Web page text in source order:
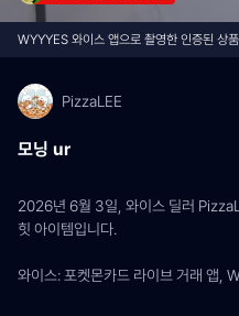
WYYYES 와이스 앱으로 촬영한 인증된 상
PizzaLEE
모닝 ur
2026년 6월 3일, 와이스 딜러
힛 아이템입니다.
와이스: 포켓몬카드 라이브 거래 앱,